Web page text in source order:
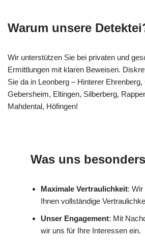
Warum unsere
Wir unterstützen Sie bei privaten und
Ermittlungen mit klaren Beweisen.
Sie da in Leonberg – Hinterer
Gebersheim, Eltingen, Silberberg,
Mahdental, Höfingen!
Was uns
Maximale Vertraulichkeit: Wir
Ihnen vollständige
Unser Engagement: Mit
wir uns für Ihre Interessen ein.